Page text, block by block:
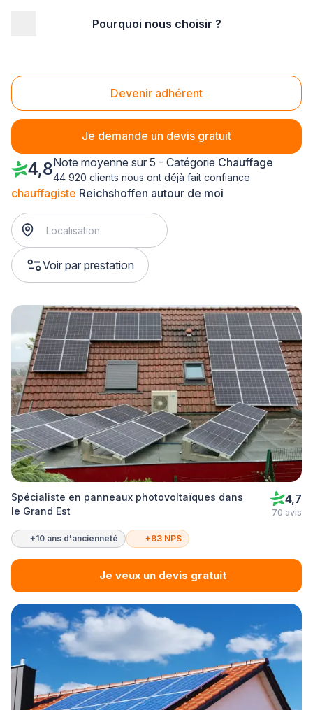
Pourquoi nous choisir ?
Devenir adhérent
Je demande un devis gratuit
Chauffagiste Reichshoffen (67110)
chauffagiste Reichshoffen autour de moi
Voir par prestation
4,8Note moyenne sur 5 - Catégorie Chauffage
44 920 clients nous ont déjà fait confiance
Spécialiste en panneaux photovoltaïques dans
le Grand Est
4,7
70 avis
+10 ans d'ancienneté +83 NPS
Je veux un devis gratuit